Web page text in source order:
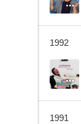
1992
--
1991